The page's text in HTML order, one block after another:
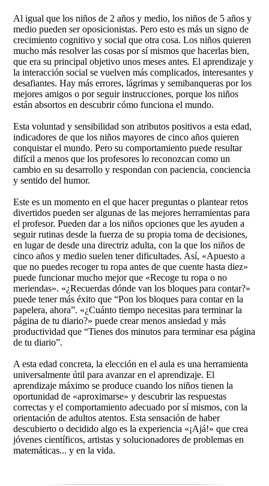
Al igual que los niños de 2 años y medio, los niños de 5 años y
medio pueden ser oposicionistas. Pero esto es más un signo de
crecimiento cognitivo y social que otra cosa. Los niños quieren
mucho más resolver las cosas por sí mismos que hacerlas bien,
que era su principal objetivo unos meses antes. El aprendizaje y
la interacción social se vuelven más complicados, interesantes y
desafiantes. Hay más errores, lágrimas y semibanqueras por los
mejores amigos o por seguir instrucciones, porque los niños
están absortos en descubrir cómo funciona el mundo.
Esta voluntad y sensibilidad son atributos positivos a esta edad,
indicadores de que los niños mayores de cinco años quieren
conquistar el mundo. Pero su comportamiento puede resultar
difícil a menos que los profesores lo reconozcan como un
cambio en su desarrollo y respondan con paciencia, conciencia
y sentido del humor.
Este es un momento en el que hacer preguntas o plantear retos
divertidos pueden ser algunas de las mejores herramientas para
el profesor. Pueden dar a los niños opciones que les ayuden a
seguir rutinas desde la fuerza de su propia toma de decisiones,
en lugar de desde una directriz adulta, con la que los niños de
cinco años y medio suelen tener dificultades. Así, «Apuesto a
que no puedes recoger tu ropa antes de que cuente hasta diez»
puede funcionar mucho mejor que «Recoge tu ropa o no
meriendas». «¿Recuerdas dónde van los bloques para contar?»
puede tener más éxito que “Pon los bloques para contar en la
papelera, ahora”. «¿Cuánto tiempo necesitas para terminar la
página de tu diario?» puede crear menos ansiedad y más
productividad que “Tienes dos minutos para terminar esa página
de tu diario”.
A esta edad concreta, la elección en el aula es una herramienta
universalmente útil para avanzar en el aprendizaje. El
aprendizaje máximo se produce cuando los niños tienen la
oportunidad de «aproximarse» y descubrir las respuestas
correctas y el comportamiento adecuado por sí mismos, con la
orientación de adultos atentos. Esta sensación de haber
descubierto o decidido algo es la experiencia «¡Ajá!» que crea
jóvenes científicos, artistas y solucionadores de problemas en
matemáticas... y en la vida.